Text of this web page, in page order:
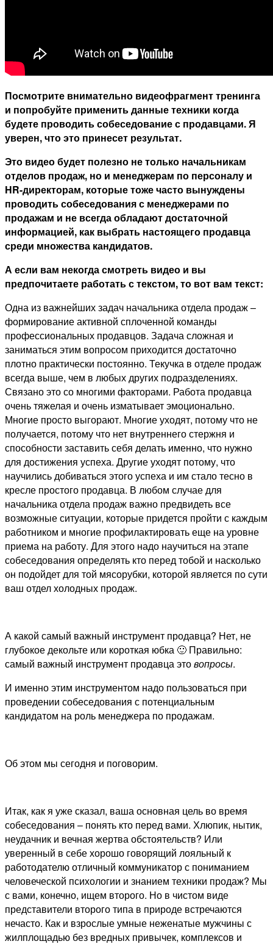
Посмотрите внимательно видеофрагмент тренинга
и попробуйте применить данные техники когда
будете проводить собеседование с продавцами. Я
уверен, что это принесет результат.
Это видео будет полезно не только начальникам
отделов продаж, но и менеджерам по персоналу и
HR-директорам, которые тоже часто вынуждены
проводить собеседования с менеджерами по
продажам и не всегда обладают достаточной
информацией, как выбрать настоящего продавца
среди множества кандидатов.
А если вам некогда смотреть видео и вы
предпочитаете работать с текстом, то вот вам текст:
Одна из важнейших задач начальника отдела продаж –
формирование активной сплоченной команды
профессиональных продавцов. Задача сложная и
заниматься этим вопросом приходится достаточно
плотно практически постоянно. Текучка в отделе продаж
всегда выше, чем в любых других подразделениях.
Связано это со многими факторами. Работа продавца
очень тяжелая и очень изматывает эмоционально.
Многие просто выгорают. Многие уходят, потому что не
получается, потому что нет внутреннего стержня и
способности заставить себя делать именно, что нужно
для достижения успеха. Другие уходят потому, что
научились добиваться этого успеха и им стало тесно в
кресле простого продавца. В любом случае для
начальника отдела продаж важно предвидеть все
возможные ситуации, которые придется пройти с каждым
работником и многие профилактировать еще на уровне
приема на работу. Для этого надо научиться на этапе
собеседования определять кто перед тобой и насколько
он подойдет для той мясорубки, которой является по сути
ваш отдел холодных продаж.
А какой самый важный инструмент продавца? Нет, не
глубокое декольте или короткая юбка 🙂 Правильно:
самый важный инструмент продавца этовопросы.
И именно этим инструментом надо пользоваться при
проведении собеседования с потенциальным
кандидатом на роль менеджера по продажам.
Об этом мы сегодня и поговорим.
Итак, как я уже сказал, ваша основная цель во время
собеседования – понять кто перед вами. Хлюпик, нытик,
неудачник и вечная жертва обстоятельств? Или
уверенный в себе хорошо говорящий лояльный к
работодателю отличный коммуникатор с пониманием
человеческой психологии и знанием техники продаж? Мы
с вами, конечно, ищем второго. Но в чистом виде
представители второго типа в природе встречаются
нечасто. Как и взрослые умные неженатые мужчины с
жилплощадью без вредных привычек, комплексов и